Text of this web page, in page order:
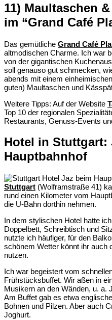
11) Maultaschen
im “Grand Café
Das gemütliche Grand Café
altmodischen Charme. Ich war
von der gigantischen
soll genauso gut schmecken,
abends mit einem
guten) Maultaschen und
Weitere Tipps: Auf der Website
Top 10 der regionalen
Restaurants, Genuss-Events
Hotel in Stuttgart:
Hauptbahnhof
Stuttgart (Wolframstraße 41)
rund einen Kilometer vom
die U-Bahn dorthin nehmen.
In dem stylischen Hotel hatte
Doppelbett, Schreibtisch und
nutzte ich häufiger, für den
schönem Wetter könnt ihr auch
nutzen.
Ich war begeistert vom
Frühstücksbuffet. Wir aßen in
Musikern an den Wänden, u. a.
Am Buffet gab es etwa
Bohnen und Pilzen. Aber auch
Joghurt.